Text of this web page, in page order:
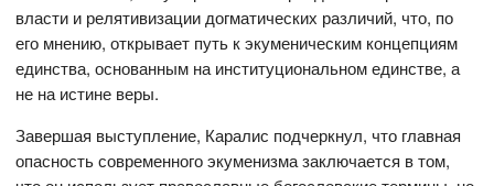
власти и релятивизации догматических различий, что, по
его мнению, открывает путь к экуменическим концепциям
единства, основанным на институциональном единстве, а
не на истине веры.
Завершая выступление, Каралис подчеркнул, что главная
опасность современного экуменизма заключается в том,